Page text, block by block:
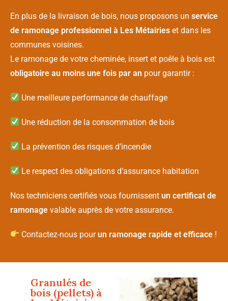
En plus de la livraison de bois, nous proposons un service
de ramonage professionnel à Les Métairies et dans les
communes voisines.
Le ramonage de votre cheminée, insert et poêle à bois est
obligatoire au moins une fois par an pour garantir :
Une meilleure performance de chauffage
Une réduction de la consommation de bois
La prévention des risques d’incendie
Le respect des obligations d’assurance habitation
Nos techniciens certifiés vous fournissent un certificat de
ramonage valable auprès de votre assurance.
Contactez-nous pourun ramonage rapide et efficace !
Granulés de
bois (pellets) à